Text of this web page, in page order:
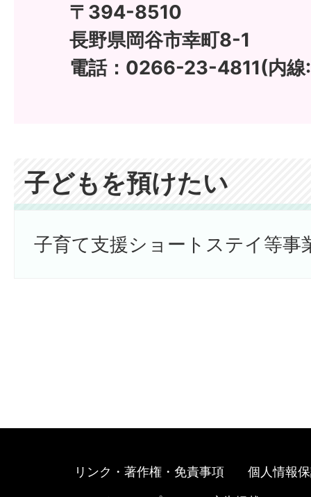
〒394-8510
長野県岡谷市幸町8-1
電話：0266-23-4811(内
子どもを預けたい
子育て支援ショートステイ等事
リンク・著作権・免責事項 個人情報